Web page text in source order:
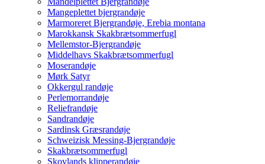
Mangeplettet bjergrandøje
Marmoreret Bjergrandøje, Erebia montana
Marokkansk Skakbrætsommerfugl
Mellemstor-Bjergrandøje
Middelhavs Skakbrætsommerfugl
Moserandøje
Mørk Satyr
Okkergul randøje
Perlemorrandøje
Reliefrandøje
Sandrandøje
Sardinsk Græsrandøje
Schweizisk Messing-Bjergrandøje
Skakbrætsommerfugl
Skovlands klipperandøje